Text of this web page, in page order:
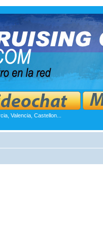
Valencia, Castellon...